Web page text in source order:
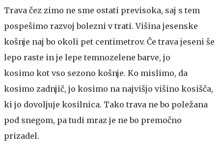
Trava čez zimo ne sme ostati previsoka, saj s tem
pospešimo razvoj bolezni v trati. Višina jesenske
košnje naj bo okoli pet centimetrov. Če trava jeseni še
lepo raste in je lepe temnozelene barve, jo
kosimo kot vso sezono košnje. Ko mislimo, da
kosimo zadnjič, jo kosimo na najvišjo višino kosišča,
ki jo dovoljuje kosilnica. Tako trava ne bo poležana
pod snegom, pa tudi mraz je ne bo premočno
prizadel.